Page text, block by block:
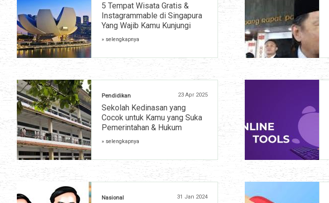
5 Tempat Wisata Gratis &
Instagrammable di Singapura
Yang Wajib Kamu Kunjungi
» selengkapnya
Pendidikan 23 Apr 2025
Sekolah Kedinasan yang
Cocok untuk Kamu yang Suka
Pemerintahan & Hukum
» selengkapnya
Nasional 31 Jan 2024